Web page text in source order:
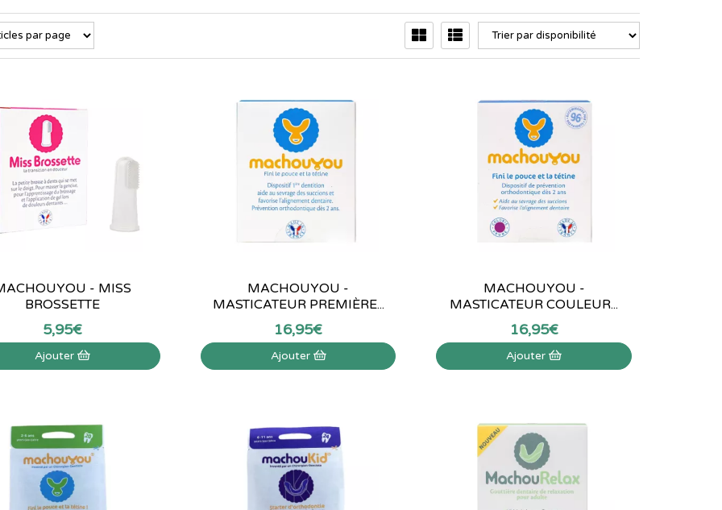
- MISS
BROSSETTE
5,95€
Ajouter
MACHOUYOU -
MASTICATEUR PREMIÈRE...
16,95€
Ajouter
MACHOUYOU -
MASTICATEUR COULEUR...
16,95€
Ajouter